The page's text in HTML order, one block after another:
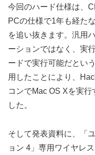
今回のハード仕様は、
PCの仕様で1年も経た
を追い抜きます。汎用
ーションではなく、実
ードで実行可能だとい
用したことにより、
コンでMac OS Xを実
した。
そして発表資料に、「
ョン 4」専用ワイヤレ